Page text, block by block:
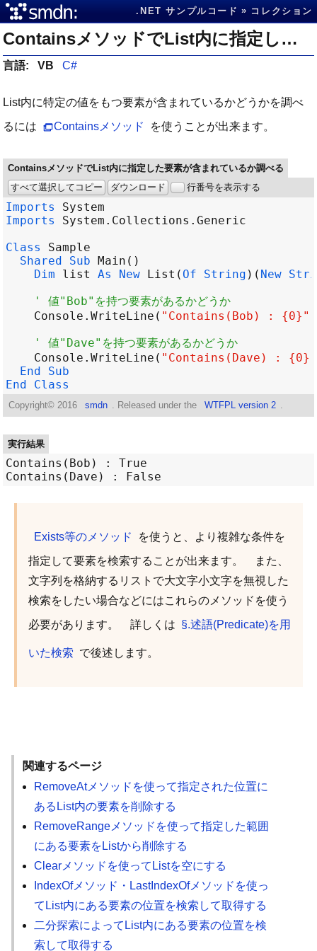
.NET サンプルコード コレクション
ContainsメソッドでList内に指定した要素が含まれているか調べる
言語: VB C#
List内に特定の値をもつ要素が含まれているかどうかを調べ
るには
Containsメソッド を使うことが出来ます。
ContainsメソッドでList内に指定した要素が含まれているか調べる
すべて選択してコピー
ダウンロード 行番号を表示する
Imports
System
Imports
System . Collections . Generic
Class
Sample
Shared
Sub Main
Dim
list As New List ( Of String )( New
' 値"Bob"を持つ要素があるかどうか
Console . WriteLine ( "Contains(Bob) : {0}"
' 値"Dave"を持つ要素があるかどうか
Console . WriteLine ( "Contains(Dave) : {0}"
End
Sub
End
Class
Copyright© 2016 smdn . Released under the WTFPL version 2
実行結果
Contains(Bob) : True
Exists等のメソッド
を使うと、より複雑な条件を
指定して要素を検索することが出来ます。 また、
文字列を格納するリストで大文字小文字を無視した
検索をしたい場合などにはこれらのメソッドを使う
必要があります。 詳しくは §.述語(Predicate)を用
いた検索 で後述します。
関連するページ
RemoveAtメソッドを使って指定された位置に
あるList内の要素を削除する
RemoveRangeメソッドを使って指定した範囲
にある要素をListから削除する
Clearメソッドを使ってListを空にする
IndexOfメソッド・LastIndexOfメソッドを使っ
てList内にある要素の位置を検索して取得する
二分探索によってList内にある要素の位置を検
索して取得する